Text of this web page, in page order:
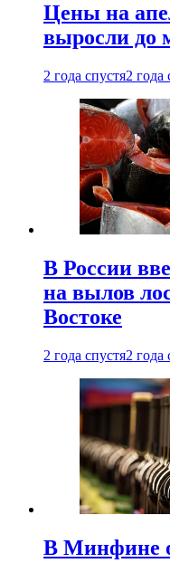
Цены на
выросли до
2 года спустя2 года
В России
на вылов
Востоке
2 года спустя2 года
В Минфине